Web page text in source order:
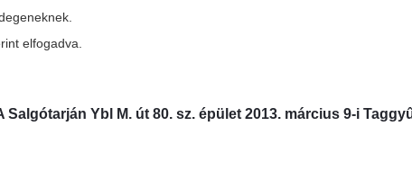
elfogadva.
Salgótarján Ybl M. út 80. sz. épület 2013. március 9-i